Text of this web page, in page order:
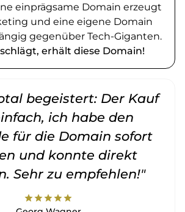
einprägsame Domain erzeugt
und eine eigene Domain
gegenüber Tech-Giganten.
erhält diese Domain!
begeistert: Der Kauf
ich habe den
für die Domain sofort
und konnte direkt
Sehr zu empfehlen!"
starstarstarstarstar